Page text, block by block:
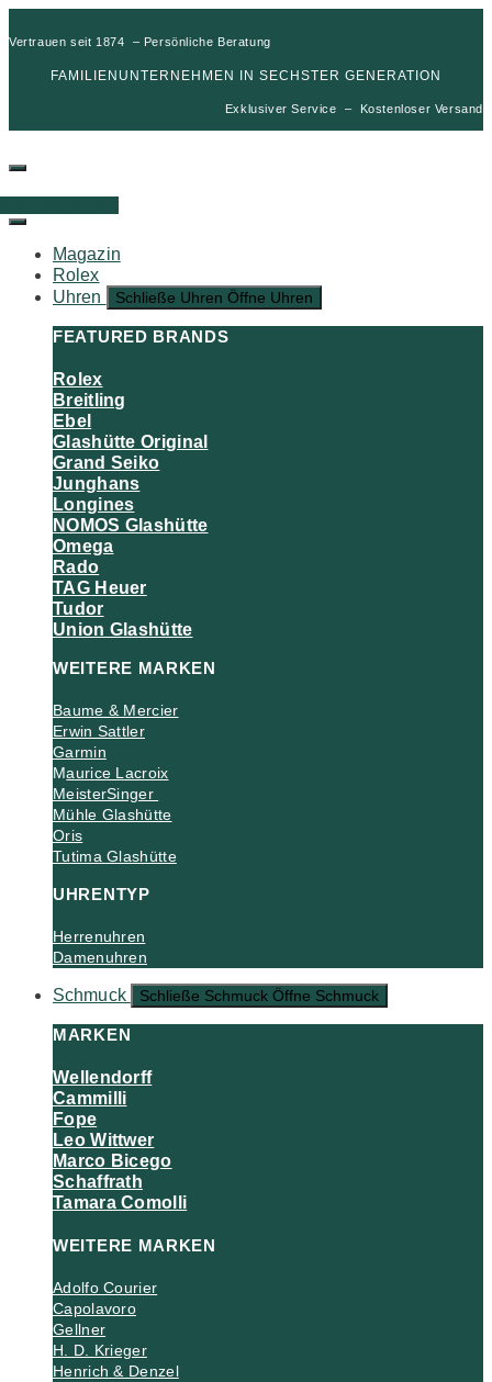
Vertrauen seit 1874 – Persönliche Beratung
FAMILIENUNTERNEHMEN IN SECHSTER GENERATION
Exklusiver Service – Kostenloser Versand
Magazin
Rolex
Uhren
Schließe Uhren Öffne Uhren
FEATURED BRANDS
Rolex
Breitling
Ebel
Glashütte Original
Grand Seiko
Junghans
Longines
NOMOS Glashütte
Omega
Rado
TAG Heuer
Tudor
Union Glashütte
WEITERE MARKEN
Baume & Mercier
Erwin Sattler
Garmin
Maurice Lacroix
MeisterSinger
Mühle Glashütte
Oris
Tutima Glashütte
UHRENTYP
Herrenuhren
Damenuhren
Schmuck Schließe Schmuck Öffne Schmuck
MARKEN
Wellendorff
Cammilli
Fope
Leo Wittwer
Marco Bicego
Schaffrath
Tamara Comolli
WEITERE MARKEN
Adolfo Courier
Capolavoro
Gellner
H. D. Krieger
Henrich & Denzel